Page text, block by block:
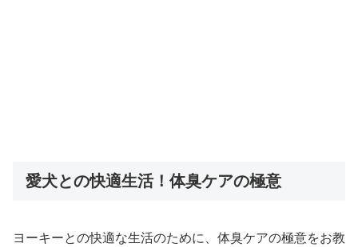
愛犬との快適生活！体臭ケアの極意
ヨーキーとの快適な生活のために、体臭ケアの極意をお教